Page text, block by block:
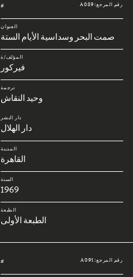
رقم المرجع: A089 #
العنوان
صمت البحر وسداسية الأيام الستة
المؤلف/ة
فيركور
ترجمة
وحيد النقاش
دار النشر
دار الهلال
المدينة
القاهرة
السنة
1969
الطبعة
الطبعة الأولى
رقم المرجع: A091 #